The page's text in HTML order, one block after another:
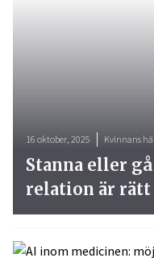
16 oktober, 2025 Kvinnans
Stanna eller
relation är